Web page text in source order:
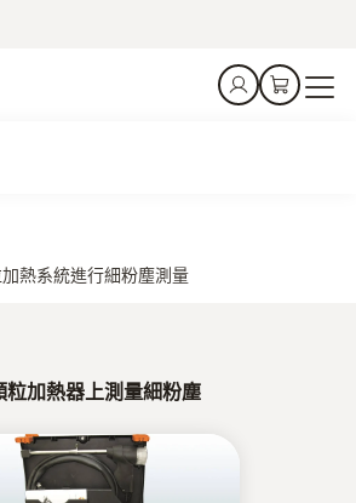
熱系統進行細粉塵測量
加熱器上測量細粉塵